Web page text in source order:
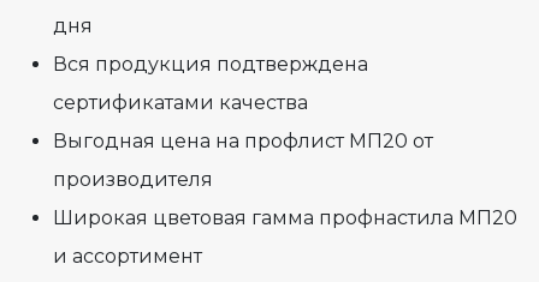
дня
Вся продукция подтверждена
сертификатами качества
Выгодная цена на профлист МП20 от
производителя
Широкая цветовая гамма профнастила МП20
и ассортимент